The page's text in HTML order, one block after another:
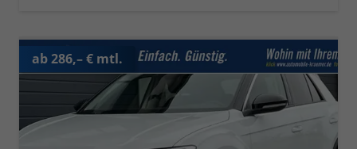
ab 286,– € mtl.